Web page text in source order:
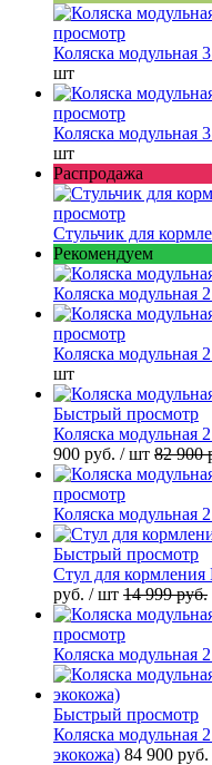
просмотр
Коляска модульная
шт
просмотр
Коляска модульная
шт
Распродажа
просмотр
Стульчик для
Рекомендуем
Коляска модульная
просмотр
Коляска модульная
шт
Быстрый просмотр
Коляска модульная
900 руб. / шт 82 900
просмотр
Коляска модульная
Быстрый просмотр
Стул для
руб. / шт 14 999 руб.
просмотр
Коляска модульная
Быстрый просмотр
Коляска модульная
экокожа) 84 900 руб.